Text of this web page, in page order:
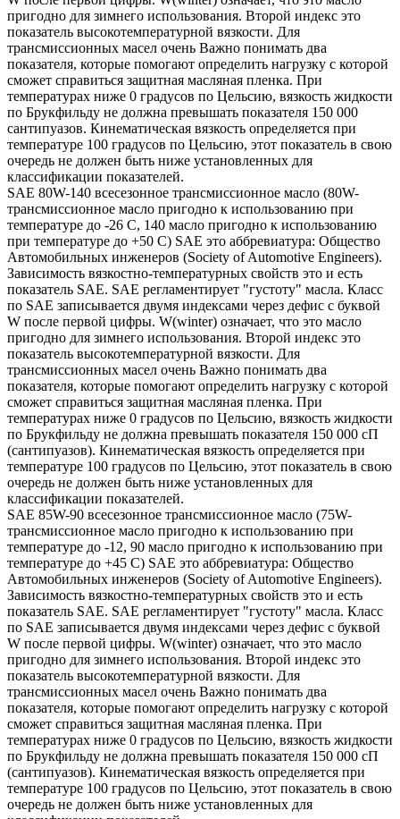
пригодно для зимнего использования. Второй индекс это
показатель высокотемпературной вязкости. Для
трансмиссионных масел очень Важно понимать два
показателя, которые помогают определить нагрузку с которой
сможет справиться защитная масляная пленка. При
температурах ниже 0 градусов по Цельсию, вязкость жидкости
по Брукфильду не должна превышать показателя 150 000
сантипуазов. Кинематическая вязкость определяется при
температуре 100 градусов по Цельсию, этот показатель в свою
очередь не должен быть ниже установленных для
классификации показателей.
SAE 80W-140 всесезонное трансмиссионное масло (80W-
трансмиссионное масло пригодно к использованию при
температуре до -26 С, 140 масло пригодно к использованию
при температуре до +50 С) SAE это аббревиатура: Общество
Автомобильных инженеров (Society of Automotive Engineers).
Зависимость вязкостно-температурных свойств это и есть
показатель SAE. SAE регламентирует "густоту" масла. Класс
по SAE записывается двумя индексами через дефис с буквой
W после первой цифры. W(winter) означает, что это масло
пригодно для зимнего использования. Второй индекс это
показатель высокотемпературной вязкости. Для
трансмиссионных масел очень Важно понимать два
показателя, которые помогают определить нагрузку с которой
сможет справиться защитная масляная пленка. При
температурах ниже 0 градусов по Цельсию, вязкость жидкости
по Брукфильду не должна превышать показателя 150 000 сП
(сантипуазов). Кинематическая вязкость определяется при
температуре 100 градусов по Цельсию, этот показатель в свою
очередь не должен быть ниже установленных для
классификации показателей.
SAE 85W-90 всесезонное трансмиссионное масло (75W-
трансмиссионное масло пригодно к использованию при
температуре до -12, 90 масло пригодно к использованию при
температуре до +45 С) SAE это аббревиатура: Общество
Автомобильных инженеров (Society of Automotive Engineers).
Зависимость вязкостно-температурных свойств это и есть
показатель SAE. SAE регламентирует "густоту" масла. Класс
по SAE записывается двумя индексами через дефис с буквой
W после первой цифры. W(winter) означает, что это масло
пригодно для зимнего использования. Второй индекс это
показатель высокотемпературной вязкости. Для
трансмиссионных масел очень Важно понимать два
показателя, которые помогают определить нагрузку с которой
сможет справиться защитная масляная пленка. При
температурах ниже 0 градусов по Цельсию, вязкость жидкости
по Брукфильду не должна превышать показателя 150 000 сП
(сантипуазов). Кинематическая вязкость определяется при
температуре 100 градусов по Цельсию, этот показатель в свою
очередь не должен быть ниже установленных для